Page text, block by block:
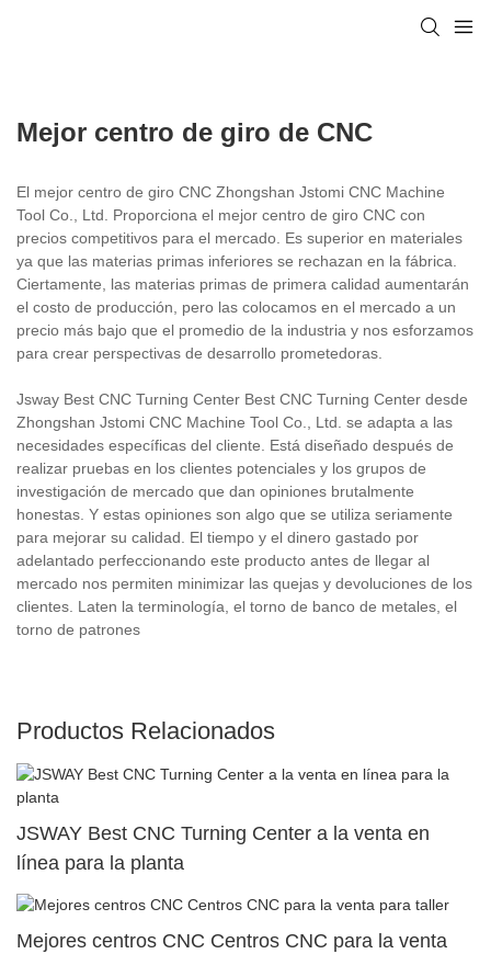
Mejor centro de giro de CNC
El mejor centro de giro CNC Zhongshan Jstomi CNC Machine
Tool Co., Ltd. Proporciona el mejor centro de giro CNC con
precios competitivos para el mercado. Es superior en materiales
ya que las materias primas inferiores se rechazan en la fábrica.
Ciertamente, las materias primas de primera calidad aumentarán
el costo de producción, pero las colocamos en el mercado a un
precio más bajo que el promedio de la industria y nos esforzamos
para crear perspectivas de desarrollo prometedoras.
Jsway Best CNC Turning Center Best CNC Turning Center desde
Zhongshan Jstomi CNC Machine Tool Co., Ltd. se adapta a las
necesidades específicas del cliente. Está diseñado después de
realizar pruebas en los clientes potenciales y los grupos de
investigación de mercado que dan opiniones brutalmente
honestas. Y estas opiniones son algo que se utiliza seriamente
para mejorar su calidad. El tiempo y el dinero gastado por
adelantado perfeccionando este producto antes de llegar al
mercado nos permiten minimizar las quejas y devoluciones de los
clientes. Laten la terminología, el torno de banco de metales, el
torno de patrones
Productos Relacionados
JSWAY Best CNC Turning Center a la venta en
línea para la planta
Mejores centros CNC Centros CNC para la venta